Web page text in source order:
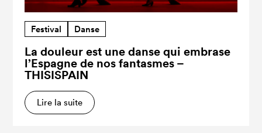
Festival Danse
La douleur est une danse qui embrase
l’Espagne de nos fantasmes –
THISISPAIN
Lire la suite